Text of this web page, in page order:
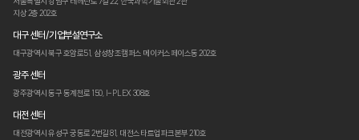
지상 2층 202호
대구 센터/기업부설연구소
대구광역시 북구 호암로51, 삼성창조캠퍼스 메이커스페이스동 202호
광주 센터
광주광역시 동구 동계천로 150, I-PLEX 308호
대전 센터
대전광역시 유성구 궁동로 2번길 81, 대전스타트업파크본부 210호